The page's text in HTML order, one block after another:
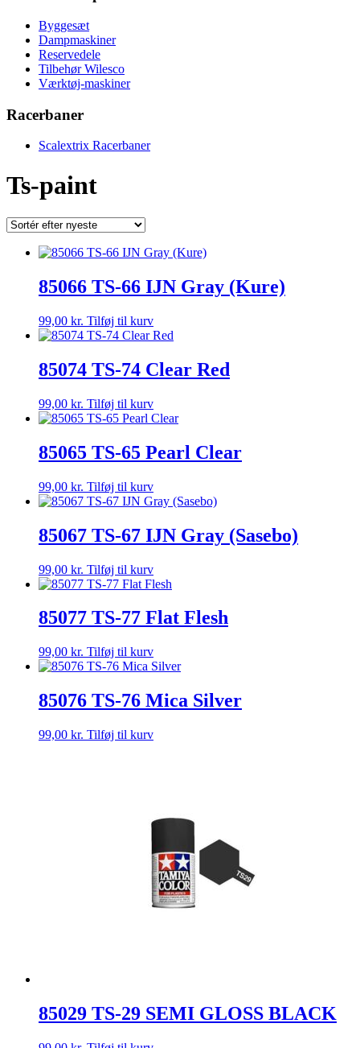
Byggesæt
Dampmaskiner
Reservedele
Tilbehør Wilesco
Værktøj-maskiner
Racerbaner
Scalextrix Racerbaner
Ts-paint
85066 TS-66 IJN Gray (Kure)
99,00 kr. Tilføj til kurv
85074 TS-74 Clear Red
99,00 kr. Tilføj til kurv
85065 TS-65 Pearl Clear
99,00 kr. Tilføj til kurv
85067 TS-67 IJN Gray (Sasebo)
99,00 kr. Tilføj til kurv
85077 TS-77 Flat Flesh
99,00 kr. Tilføj til kurv
85076 TS-76 Mica Silver
99,00 kr. Tilføj til kurv
85029 TS-29 SEMI GLOSS BLACK